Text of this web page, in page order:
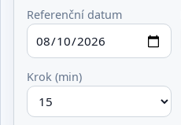
Referenční datum
Krok (min)